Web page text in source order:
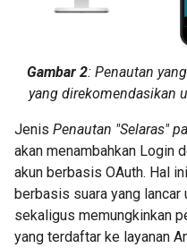
Gambar 2: Penautan
yang direkomendasikan
Jenis Penautan "Selaras"
akan menambahkan Login
akun berbasis OAuth. Hal
berbasis suara yang lancar
sekaligus memungkinkan
yang terdaftar ke layanan